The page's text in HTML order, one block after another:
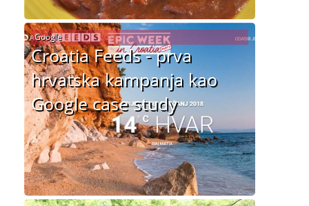
Croatia Feeds - prva
hrvatska kampanja kao
Google case study
Google